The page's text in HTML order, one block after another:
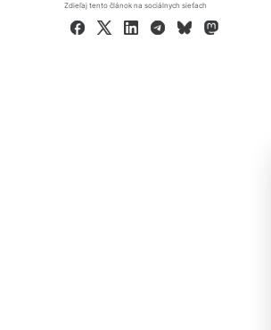
Zdieľaj tento článok na sociálnych sieťach
Facebook
X LinkedInTelegram
BlueskyMastodon